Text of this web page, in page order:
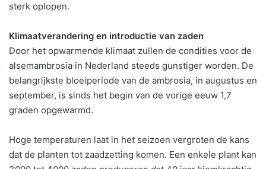
sterk oplopen.
Klimaatverandering en introductie van zaden
Door het opwarmende klimaat zullen de condities voor de
alsemambrosia in Nederland steeds gunstiger worden. De
belangrijkste bloeiperiode van de ambrosia, in augustus en
september, is sinds het begin van de vorige eeuw 1,7
graden opgewarmd.
Hoge temperaturen laat in het seizoen vergroten de kans
dat de planten tot zaadzetting komen. Een enkele plant kan